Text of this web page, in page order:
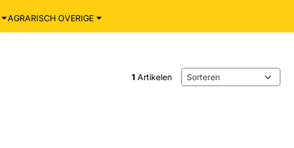
AGRARISCH OVERIGE
1Artikelen Sorteermethode